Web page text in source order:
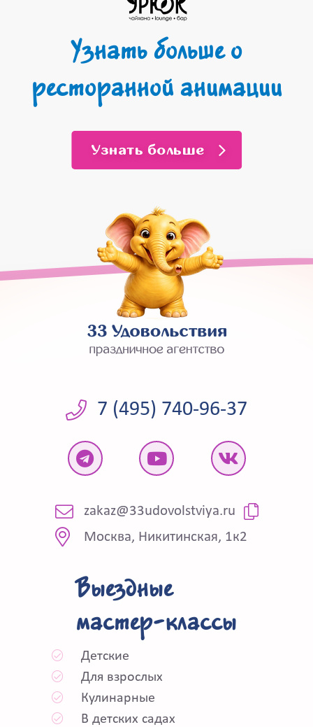
Узнать больше о
ресторанной анимации
Узнать больше
7 (495) 740-96-37
zakaz@33udovolstviya.ru
Москва, Никитинская, 1к2
Выездные
мастер-классы
Детские
Для взрослых
Кулинарные
В детских садах